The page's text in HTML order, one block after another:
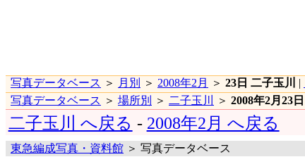
写真データベース ＞ 月別 ＞ 2008年2月 ＞ 23日 二子玉川 |
写真データベース ＞ 場所別 ＞ 二子玉川 ＞ 2008年2月23日
二子玉川 へ戻る - 2008年2月 へ戻る
東急編成写真・資料館 ＞ 写真データベース